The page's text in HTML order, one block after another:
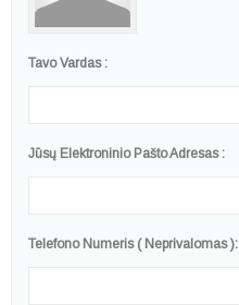
Tavo Vardas :
Jūsų Elektroninio Pašto Adresas :
Telefono Numeris ( Neprivalomas ):